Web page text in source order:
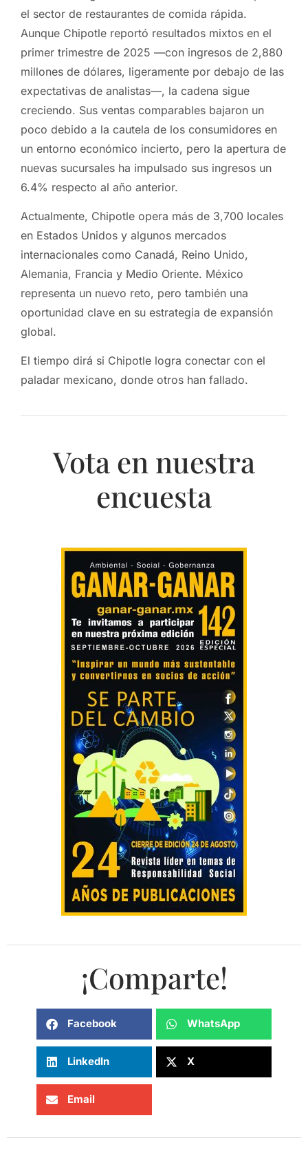
el sector de restaurantes de comida rápida.
Aunque Chipotle reportó resultados mixtos en el
primer trimestre de 2025 —con ingresos de 2,880
millones de dólares, ligeramente por debajo de las
expectativas de analistas—, la cadena sigue
creciendo. Sus ventas comparables bajaron un
poco debido a la cautela de los consumidores en
un entorno económico incierto, pero la apertura de
nuevas sucursales ha impulsado sus ingresos un
6.4% respecto al año anterior.
Actualmente, Chipotle opera más de 3,700 locales
en Estados Unidos y algunos mercados
internacionales como Canadá, Reino Unido,
Alemania, Francia y Medio Oriente. México
representa un nuevo reto, pero también una
oportunidad clave en su estrategia de expansión
global.
El tiempo dirá si Chipotle logra conectar con el
paladar mexicano, donde otros han fallado.
Vota en nuestra
encuesta
¡Comparte!
Facebook WhatsApp
LinkedIn X
Email